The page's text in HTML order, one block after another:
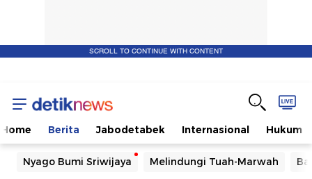
SCROLL TO CONTINUE WITH CONTENT
Home Berita Jabodetabek Internasional Hukum
Nyago Bumi Sriwijaya Melindungi Tuah-Marwah